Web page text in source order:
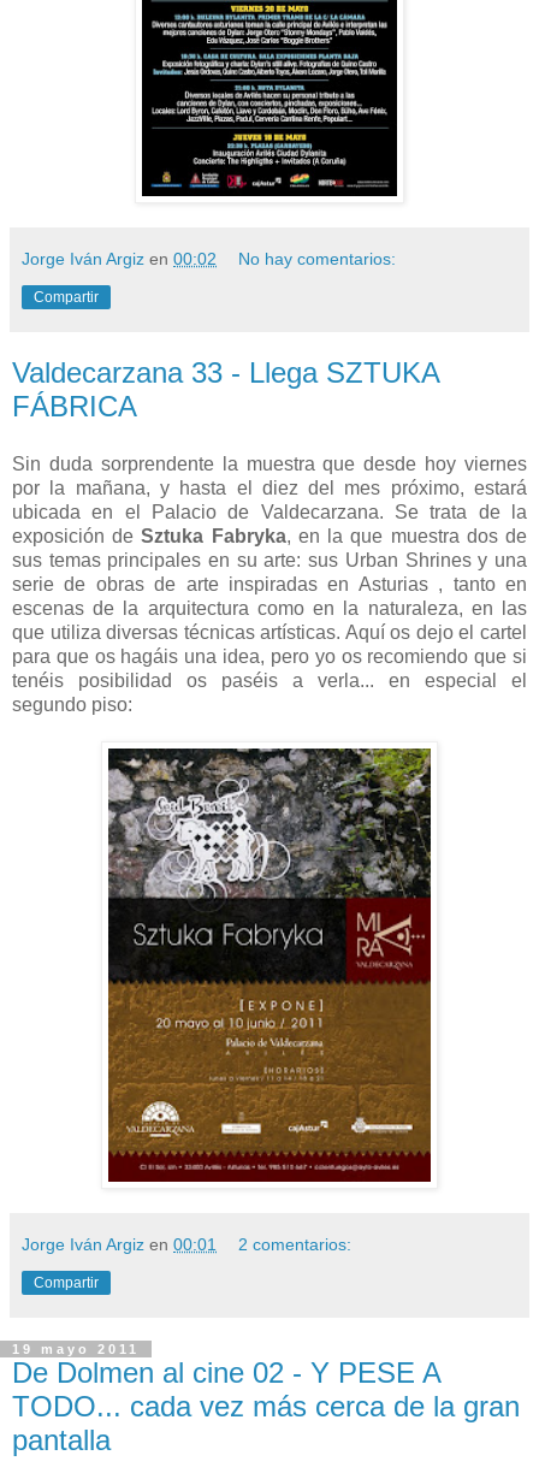
Jorge Iván Argiz en 00:02 No hay comentarios:
Compartir
Valdecarzana 33 - Llega SZTUKA
FÁBRICA
Sin duda sorprendente la muestra que desde hoy viernes
por la mañana, y hasta el diez del mes próximo, estará
ubicada en el Palacio de Valdecarzana. Se trata de la
exposición deSztuka Fabryka, en la que muestra dos de
sus temas principales en su arte: sus Urban Shrines y una
serie de obras de arte inspiradas en Asturias , tanto en
escenas de la arquitectura como en la naturaleza, en las
que utiliza diversas técnicas artísticas. Aquí os dejo el cartel
para que os hagáis una idea, pero yo os recomiendo que si
tenéis posibilidad os paséis a verla... en especial el
segundo piso:
Jorge Iván Argiz en 00:01 2 comentarios:
Compartir
19 mayo 2011
De Dolmen al cine 02 - Y PESE A
TODO... cada vez más cerca de la gran
pantalla